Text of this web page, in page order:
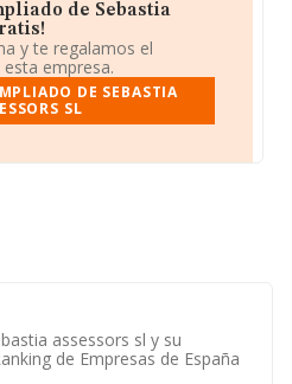
de Sebastia
y te regalamos el
empresa.
DE SEBASTIA
SL
assessors sl y su
de Empresas de España